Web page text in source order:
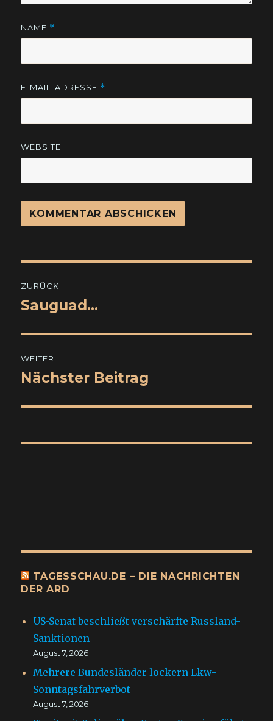
NAME *
E-MAIL-ADRESSE *
WEBSITE
ZURÜCK
Vorheriger
Sauguad…
WEITER
Nächster
Nächster Beitrag
TAGESSCHAU.DE – DIE NACHRICHTEN
DER ARD
US-Senat beschließt verschärfte Russland-
Sanktionen
August 7, 2026
Mehrere Bundesländer lockern Lkw-
Sonntagsfahrverbot
August 7, 2026